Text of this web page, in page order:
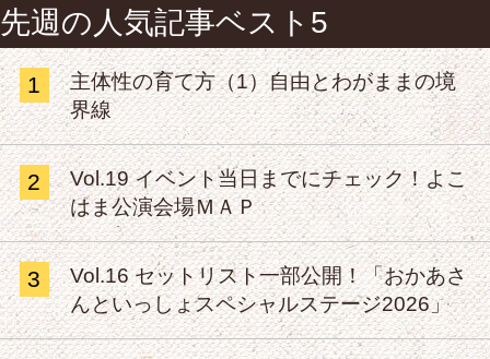
先週の人気記事ベスト5
1
主体性の育て方（1）自由とわがままの境
界線
2
Vol.19 イベント当日までにチェック！よこ
はま公演会場ＭＡＰ
3
Vol.16 セットリスト一部公開！「おかあさ
んといっしょスペシャルステージ2026」